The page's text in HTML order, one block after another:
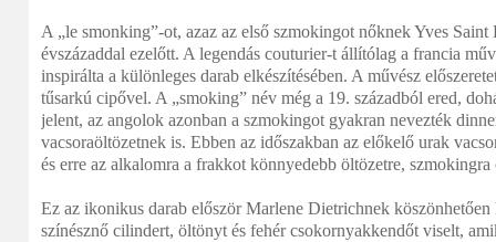
A „le smonking”-ot, azaz az első szmokingot nőknek Yves
évszázaddal ezelőtt. A legendás couturier-t állítólag a francia
inspirálta a különleges darab elkészítésében. A művész
tűsarkú cipővel. A „smoking” név még a 19. századból ered,
jelent, az angolok azonban a szmokingot gyakran nevezték
vacsoraöltözetnek is. Ebben az időszakban az előkelő urak
és erre az alkalomra a frakkot könnyedebb öltözetre, szmokingra
Ez az ikonikus darab először Marlene Dietrichnek
színésznő cilindert, öltönyt és fehér csokornyakkendőt viselt,